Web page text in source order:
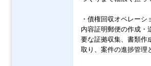
・債権回収オペレーシ
内容証明郵便の作成・
要な証拠収集、書類作
取り、案件の進捗管理